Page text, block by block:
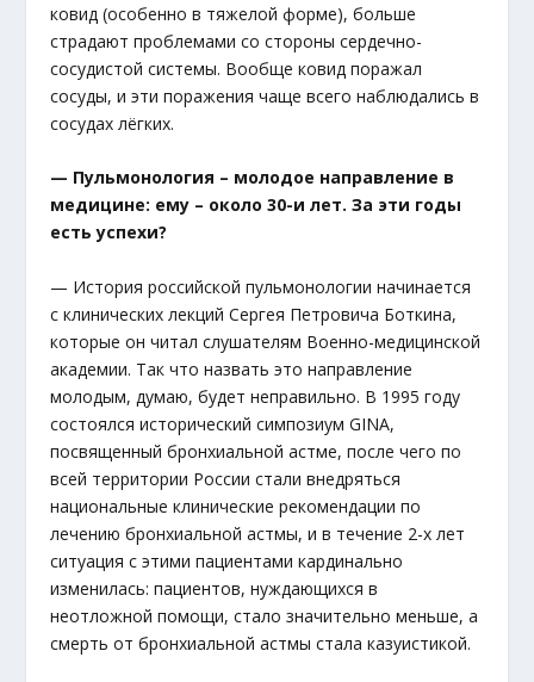
ковид (особенно в тяжелой форме), больше
страдают проблемами со стороны сердечно-
сосудистой системы. Вообще ковид поражал
сосуды, и эти поражения чаще всего наблюдались в
сосудах лёгких.
— Пульмонология – молодое направление в
медицине: ему – около 30-и лет. За эти годы
есть успехи?
— История российской пульмонологии начинается
с клинических лекций Сергея Петровича Боткина,
которые он читал слушателям Военно-медицинской
академии. Так что назвать это направление
молодым, думаю, будет неправильно. В 1995 году
состоялся исторический симпозиум GINA,
посвященный бронхиальной астме, после чего по
всей территории России стали внедряться
национальные клинические рекомендации по
лечению бронхиальной астмы, и в течение 2-х лет
ситуация с этими пациентами кардинально
изменилась: пациентов, нуждающихся в
неотложной помощи, стало значительно меньше, а
смерть от бронхиальной астмы стала казуистикой.